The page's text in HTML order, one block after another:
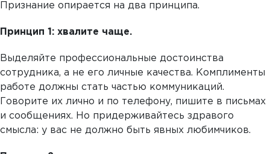
Признание опирается на два принципа.
Принцип 1: хвалите чаще.
Выделяйте профессиональные достоинства
сотрудника, а не его личные качества. Комплименты
работе должны стать частью коммуникаций.
Говорите их лично и по телефону, пишите в письмах
и сообщениях. Но придерживайтесь здравого
смысла: у вас не должно быть явных любимчиков.